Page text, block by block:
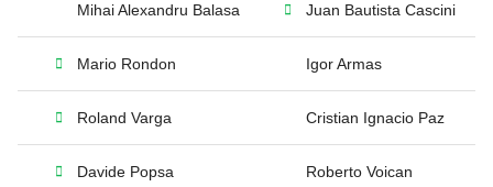
Mihai Alexandru Balasa Juan Bautista Cascini
Mario Rondon Igor Armas
Roland Varga Cristian Ignacio Paz
Davide Popsa Roberto Voican